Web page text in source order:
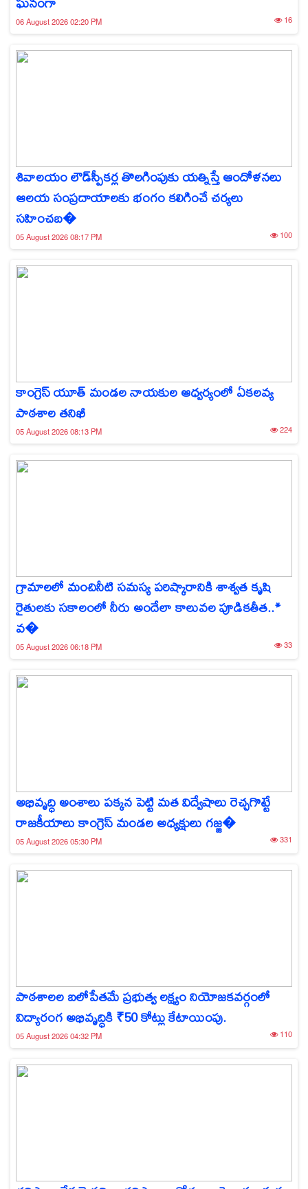
06 August 2026 02:20 PM 16
శివాలయం లౌడ్‌స్పీకర్ల తొలగింపుకు యత్నిస్తే ఆందోళనలు
ఆలయ సంప్రదాయాలకు భంగం కలిగించే చర్యలు
సహించబ�
05 August 2026 08:17 PM 100
కాంగ్రెస్ యూత్ మండల నాయకుల ఆధ్వర్యంలో ఏకలవ్య
పాఠశాల తనిఖీ
05 August 2026 08:13 PM 224
గ్రామాలలో మంచినీటి సమస్య పరిష్కారానికి శాశ్వత కృషి
రైతులకు సకాలంలో నీరు అందేలా కాలువల పూడికతీత..*
వ�
05 August 2026 06:18 PM 33
అభివృద్ధి అంశాలు పక్కన పెట్టి మత విద్వేషాలు రెచ్చగొట్టే
రాజకీయాలు కాంగ్రెస్ మండల అధ్యక్షులు గజ్జ�
05 August 2026 05:30 PM 331
పాఠశాలల బలోపేతమే ప్రభుత్వ లక్ష్యం నియోజకవర్గంలో
విద్యారంగ అభివృద్ధికి ₹50 కోట్లు కేటాయింపు.
05 August 2026 04:32 PM 110